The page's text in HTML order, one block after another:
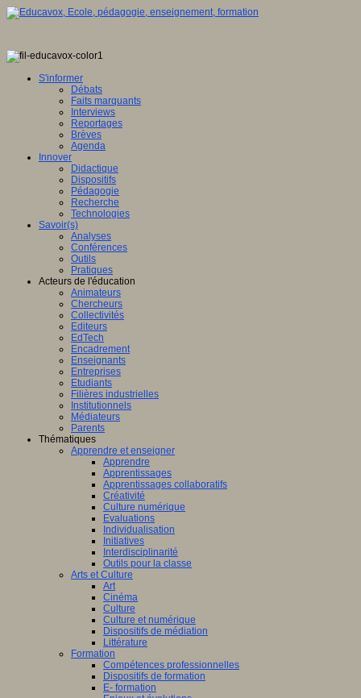
S'informer
Débats
Faits marquants
Interviews
Reportages
Brèves
Agenda
Innover
Didactique
Dispositifs
Pédagogie
Recherche
Technologies
Savoir(s)
Analyses
Conférences
Outils
Pratiques
Acteurs de l'éducation
Animateurs
Chercheurs
Collectivités
Editeurs
EdTech
Encadrement
Enseignants
Entreprises
Etudiants
Filières industrielles
Institutionnels
Médiateurs
Parents
Thématiques
Apprendre et enseigner
Apprendre
Apprentissages
Apprentissages collaboratifs
Créativité
Culture numérique
Evaluations
Individualisation
Initiatives
Interdisciplinarité
Outils pour la classe
Arts et Culture
Art
Cinéma
Culture
Culture et numérique
Dispositifs de médiation
Littérature
Formation
Compétences professionnelles
Dispositifs de formation
E- formation